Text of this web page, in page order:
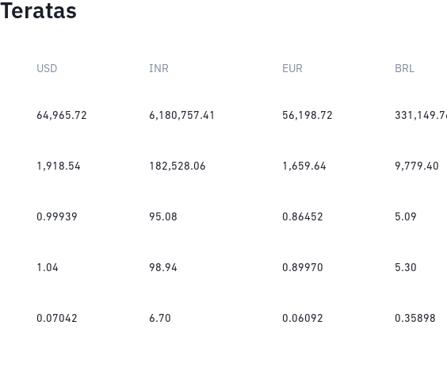
USD INR EUR BRL
64,965.72 6,180,757.41 56,198.72
1,918.54 182,528.06 1,659.64 9,779.40
0.99939 95.08 0.86452 5.09
1.04 98.94 0.89970 5.30
0.07042 6.70 0.06092 0.35898